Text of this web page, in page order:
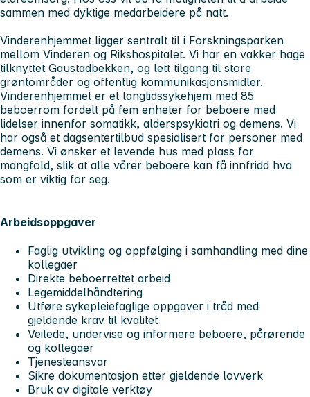
sammen med dyktige medarbeidere på natt.
Vinderenhjemmet ligger sentralt til i Forskningsparken
mellom Vinderen og Rikshospitalet. Vi har en vakker hage
tilknyttet Gaustadbekken, og lett tilgang til store
grøntområder og offentlig kommunikasjonsmidler.
Vinderenhjemmet er et langtidssykehjem med 85
beboerrom fordelt på fem enheter for beboere med
lidelser innenfor somatikk, alderspsykiatri og demens. Vi
har også et dagsentertilbud spesialisert for personer med
demens. Vi ønsker et levende hus med plass for
mangfold, slik at alle vårer beboere kan få innfridd hva
som er viktig for seg.
Arbeidsoppgaver
Faglig utvikling og oppfølging i samhandling med dine
kollegaer
Direkte beboerrettet arbeid
Legemiddelhåndtering
Utføre sykepleiefaglige oppgaver i tråd med
gjeldende krav til kvalitet
Veilede, undervise og informere beboere, pårørende
og kollegaer
Tjenesteansvar
Sikre dokumentasjon etter gjeldende lovverk
Bruk av digitale verktøy